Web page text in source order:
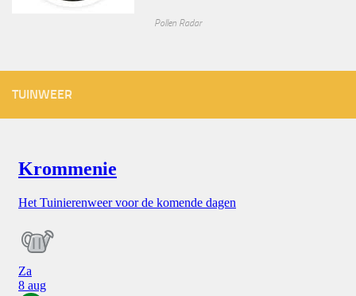
Pollen Radar
TUINWEER